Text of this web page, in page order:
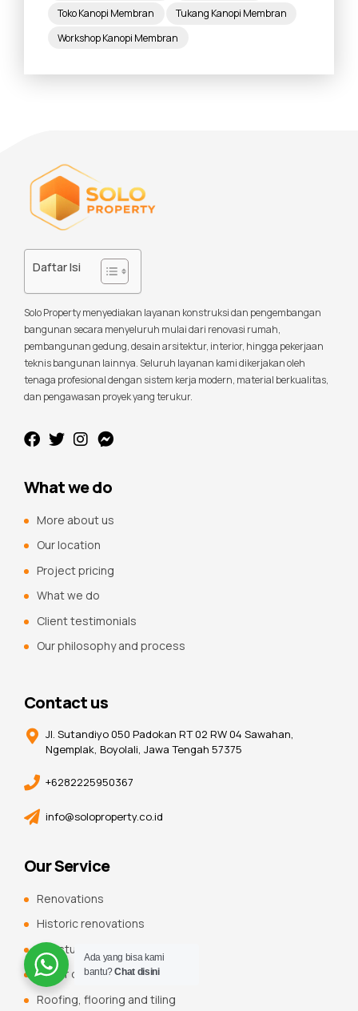
Toko Kanopi Membran
Tukang Kanopi Membran
Workshop Kanopi Membran
Daftar Isi
Solo Property menyediakan layanan konstruksi dan pengembangan
bangunan secara menyeluruh mulai dari renovasi rumah,
pembangunan gedung, desain arsitektur, interior, hingga pekerjaan
teknis bangunan lainnya. Seluruh layanan kami dikerjakan oleh
tenaga profesional dengan sistem kerja modern, material berkualitas,
dan pengawasan proyek yang terukur.
What we do
More about us
Our location
Project pricing
What we do
Client testimonials
Our philosophy and process
Contact us
Jl. Sutandiyo 050 Padokan RT 02 RW 04 Sawahan,
Ngemplak, Boyolali, Jawa Tengah 57375
+6282225950367
info@soloproperty.co.id
Our Service
Renovations
Historic renovations
Constuction additions
Water damage rebuilds
Roofing, flooring and tiling
Ada yang bisa kami
bantu?Chat disini